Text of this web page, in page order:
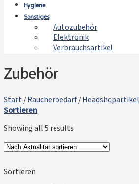
Hygiene
Sonstiges
Autozubehör
Elektronik
Verbrauchsartikel
Zubehör
Start/Raucherbedarf/Headshopartikel
Sortieren
Showing all 5 results
Sortieren